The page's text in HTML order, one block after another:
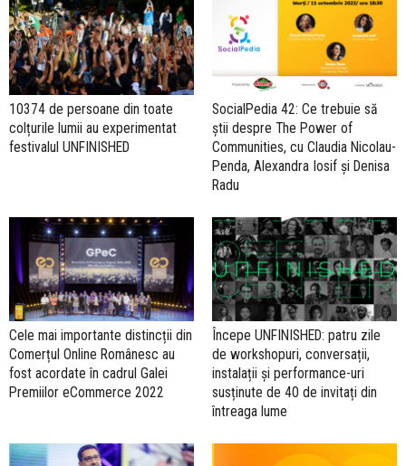
10374 de persoane din toate
colțurile lumii au experimentat
festivalul UNFINISHED
SocialPedia 42: Ce trebuie să
știi despre The Power of
Communities, cu Claudia Nicolau-
Penda, Alexandra Iosif și Denisa
Radu
Cele mai importante distincții din
Comerțul Online Românesc au
fost acordate în cadrul Galei
Premiilor eCommerce 2022
Începe UNFINISHED: patru zile
de workshopuri, conversații,
instalații și performance-uri
susținute de 40 de invitați din
întreaga lume